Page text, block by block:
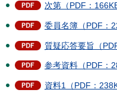
次第（PDF：166KB
委員名簿（PDF：
質疑応答要旨（
参考資料（PDF：
資料1（PDF：